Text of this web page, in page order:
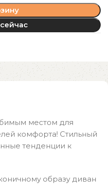
местом для
комфорта! Стильный
тенденции к
образу диван